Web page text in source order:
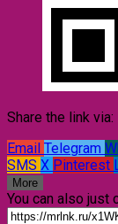
Share the link via:
Email Telegram
SMS X Pinterest
More
You can also just